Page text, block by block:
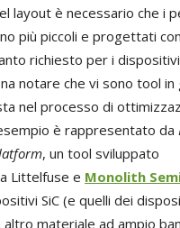
layout è necessario che i
più piccoli e progettati
richiesto per i dispositivi
notare che vi sono tool in
nel processo di
è rappresentato da
, un tool sviluppato
Littelfuse e Monolith
SiC (e quelli dei
materiale ad ampio